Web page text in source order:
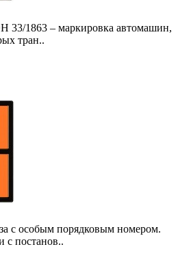
33/1863 – маркировка автомашин,
тран..
с особым порядковым номером.
с постанов..